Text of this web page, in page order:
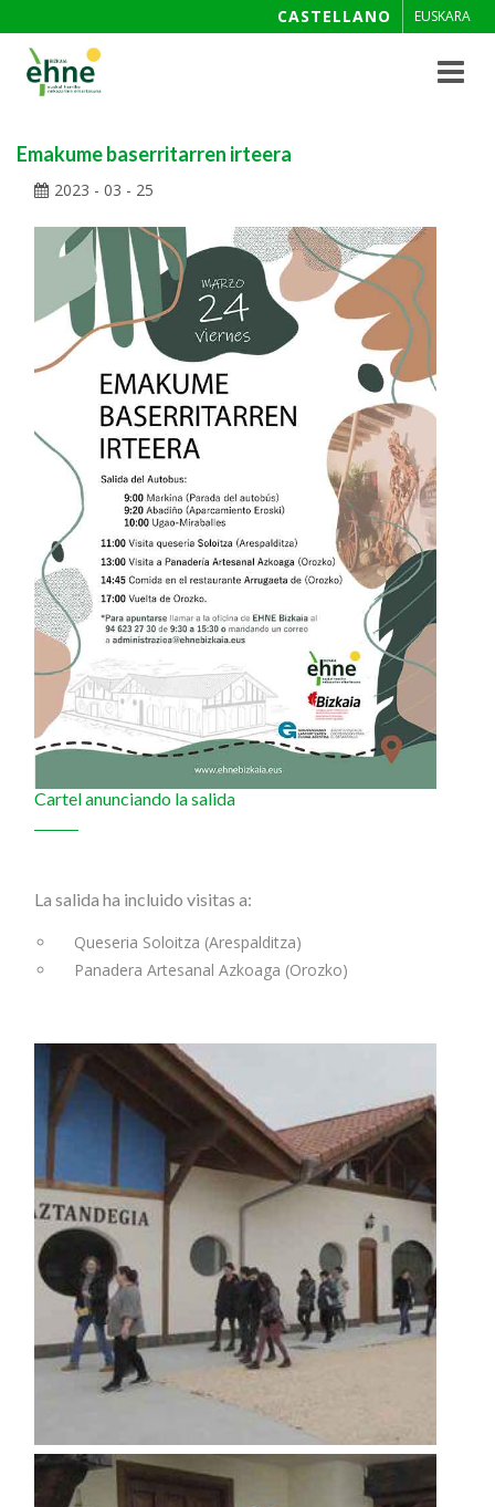
CASTELLANO EUSKARA
Toggle
Emakume baserritarren irteera
2023 - 03 - 25
Cartel anunciando la salida
La salida ha incluido visitas a:
Queseria Soloitza (Arespalditza)
Panadera Artesanal Azkoaga (Orozko)